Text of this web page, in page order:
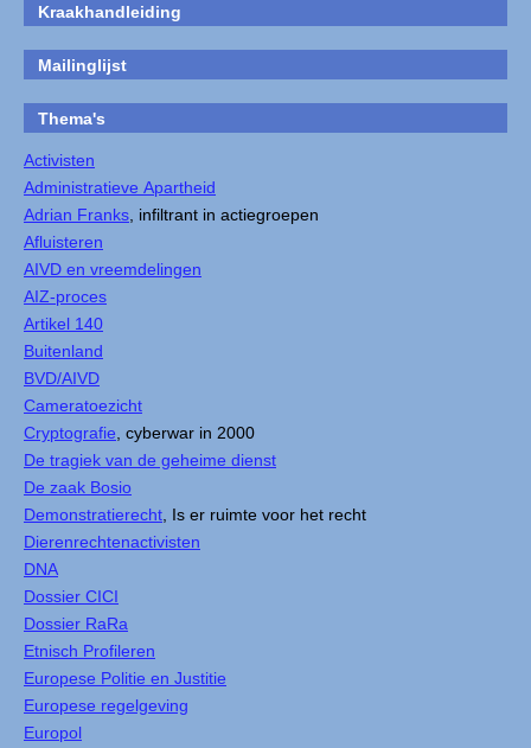
Kraakhandleiding
Mailinglijst
Thema's
Activisten
Administratieve Apartheid
Adrian Franks , infiltrant in actiegroepen
Afluisteren
AIVD en vreemdelingen
AIZ-proces
Artikel 140
Buitenland
BVD/AIVD
Cameratoezicht
Cryptografie , cyberwar in 2000
De tragiek van de geheime dienst
De zaak Bosio
Demonstratierecht , Is er ruimte voor het recht
Dierenrechtenactivisten
DNA
Dossier CICI
Dossier RaRa
Etnisch Profileren
Europese Politie en Justitie
Europese regelgeving
Europol